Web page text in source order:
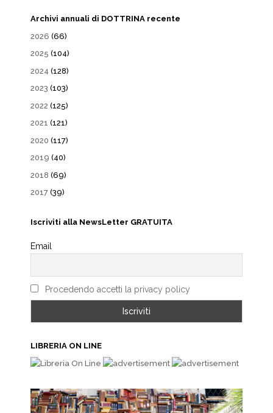
Archivi annuali di DOTTRINA recente
2026 (66)
2025 (104)
2024 (128)
2023 (103)
2022 (125)
2021 (121)
2020 (117)
2019 (40)
2018 (69)
2017 (39)
Iscriviti alla NewsLetter GRATUITA
Email
Procedendo accetti la privacy policy
LIBRERIA ON LINE